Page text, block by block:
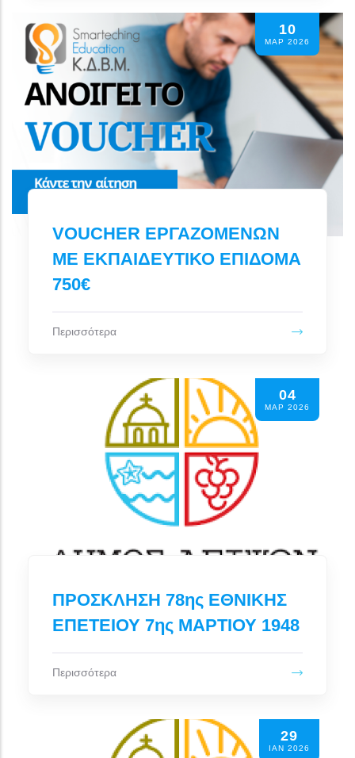
10
ΜΑΡ 2026
VOUCHER ΕΡΓΑΖΟΜΕΝΩΝ
ΜΕ ΕΚΠΑΙΔΕΥΤΙΚΟ ΕΠΙΔΟΜΑ
750€
Περισσότερα
04
ΜΑΡ 2026
ΠΡΟΣΚΛΗΣΗ 78ης ΕΘΝΙΚΗΣ
ΕΠΕΤΕΙΟΥ 7ης ΜΑΡΤΙΟΥ 1948
Περισσότερα
29
ΙΑΝ 2026